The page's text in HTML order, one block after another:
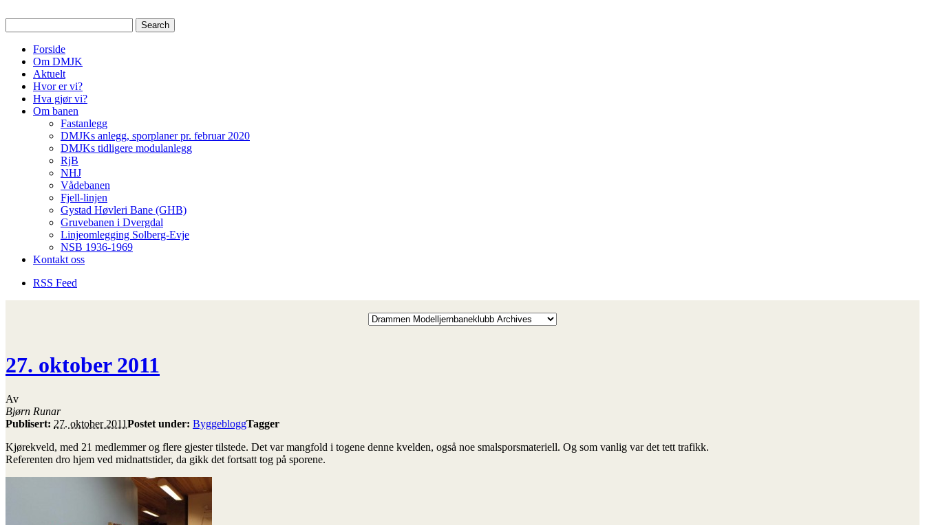
Forside
Om DMJK
Aktuelt
Hvor er vi?
Hva gjør vi?
Om banen
Fastanlegg
DMJKs anlegg, sporplaner pr. februar 2020
DMJKs tidligere modulanlegg
RjB
NHJ
Vådebanen
Fjell-linjen
Gystad Høvleri Bane (GHB)
Gruvebanen i Dvergdal
Linjeomlegging Solberg-Evje
NSB 1936-1969
Kontakt oss
RSS Feed
27. oktober 2011
Av
Bjørn Runar
Publisert: 27. oktober 2011Postet under: ByggebloggTagger
Kjørekveld, med 21 medlemmer og flere gjester tilstede. Det var mangfold i togene denne kvelden, også noe smalsporsmateriell. Og som vanlig var det tett trafikk.
Referenten dro hjem ved midnattstider, da gikk det fortsatt tog på sporene.